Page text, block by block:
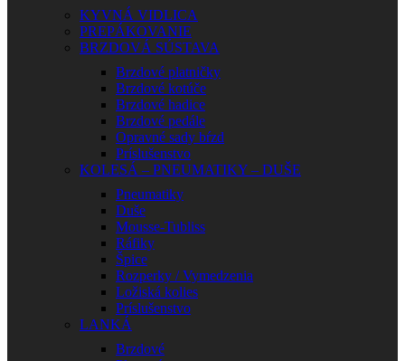
KYVNÁ VIDLICA
PREPÁKOVANIE
BRZDOVÁ SÚSTAVA
Brzdové platničky
Brzdové kotúče
Brzdové hadice
Brzdové pedále
Opravné sady bŕzd
Príslušenstvo
KOLESÁ – PNEUMATIKY – DUŠE
Pneumatiky
Duše
Mousse-Tubliss
Ráfiky
Špice
Rozperky / Vymedzenia
Ložiská kolies
Príslušenstvo
LANKÁ
Brzdové